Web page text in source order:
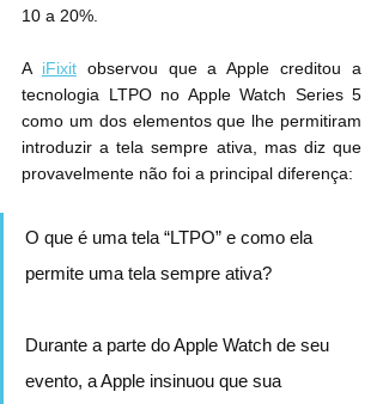
10 a 20%.
A iFixit observou que a Apple creditou a
tecnologia LTPO no Apple Watch Series 5
como um dos elementos que lhe permitiram
introduzir a tela sempre ativa, mas diz que
provavelmente não foi a principal diferença:
O que é uma tela “LTPO” e como ela
permite uma tela sempre ativa?
Durante a parte do Apple Watch de seu
evento, a Apple insinuou que sua